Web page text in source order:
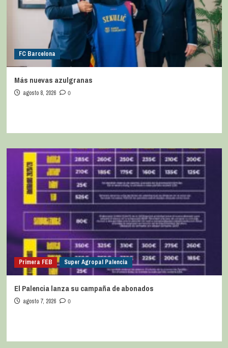
FC Barcelona
Más nuevas azulgranas
agosto 8, 2026 0
Primera FEB Super Agropal Palencia
El Palencia lanza su campaña de abonados
agosto 7, 2026 0